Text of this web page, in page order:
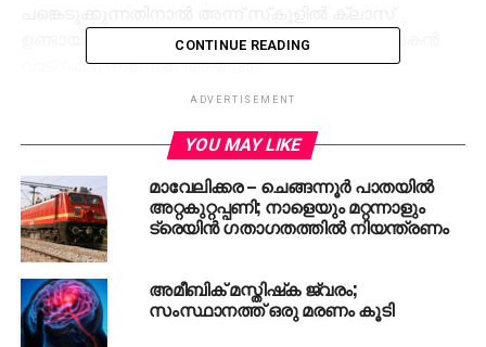
ഉണ്ടായിരിക്കുന്നതല്ല എന്നായിരുന്നു അധ്യാപകന്‍
വാട്സാപ്പ് സന്ദേശം അയച്ചത്.
സഊദിയിൽ പ്രവാസി ദാരുണമായി
കൊല്ലപ്പെട്ടു
DON'T MISS
പ്രായപൂര്‍ത്തിയാകാത്ത പെണ്‍കുട്ടിയെ
ബലാത്സംഗം ചെയ്ത് കൊലപ്പെടുത്തിയ കേസ്
അഞ്ചു പ്രതികള്‍ക്ക് വധശിക്ഷ ഒരാള്‍ക്ക്
ജീവപര്യന്തം
CONTINUE READING
ADVERTISEMENT
YOU MAY LIKE
മാവേലിക്കര – ചെങ്ങന്നൂര്‍ പാതയില്‍
അറ്റകുറ്റപ്പണി; നാളെയും മറ്റന്നാളും
ട്രെയിന്‍ ഗതാഗതത്തില്‍ നിയന്ത്രണം
അമീബിക് മസ്തിഷ്‌ക ജ്വരം;
സംസ്ഥാനത്ത് ഒരു മരണം കൂടി